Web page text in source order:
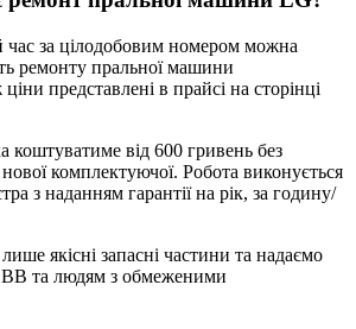
час за цілодобовим номером можна
ремонту пральної машини
представлені в прайсі на сторінці
коштуватиме від 600 гривень без
комплектуючої. Робота виконується
з наданням гарантії на рік, за годину/
якісні запасні частини та надаємо
та людям з обмеженими